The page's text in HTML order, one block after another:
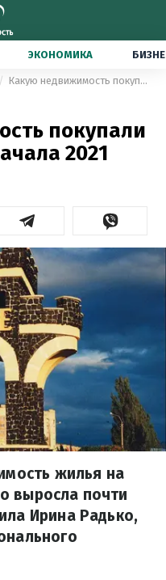
ЭКОНОМИКА
Какую недвижимость покупали жители Ровно с начала 2021 года
покупали
2021
жилья на
выросла почти
Ирина Радько,